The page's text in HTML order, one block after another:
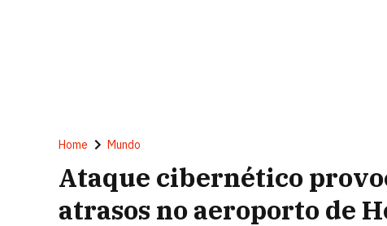
Home Mundo
Ataque cibernético
atrasos no aeroporto de